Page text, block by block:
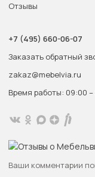
Отзывы
+7 (495) 660-06-07
Заказать обратный
zakaz@mebelvia.ru
Время работы: 09:00 –
Ваши комментарии